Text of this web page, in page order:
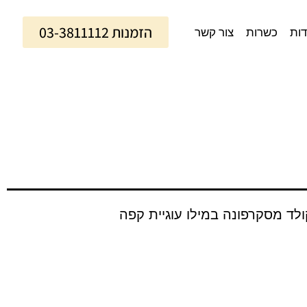
כשרות צור קשר הזמנות 03-3811112
מסקרפונה במילו עוגיית קפה